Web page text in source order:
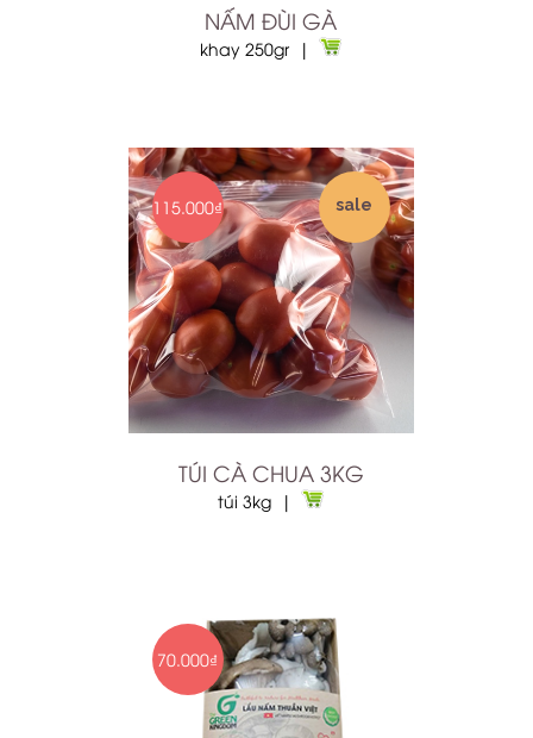
NẤM ĐÙI GÀ
khay 250gr |
115.000₫ sale
TÚI CÀ CHUA 3KG
túi 3kg |
70.000₫